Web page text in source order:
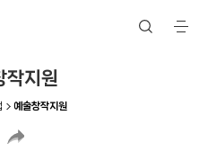
전
검
작지원
예술창작지원